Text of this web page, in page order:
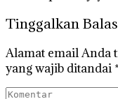
Tinggalkan
Alamat email Anda
yang wajib ditandai *